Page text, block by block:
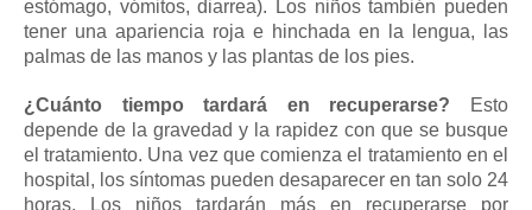
estómago, vómitos, diarrea). Los niños también pueden
tener una apariencia roja e hinchada en la lengua, las
palmas de las manos y las plantas de los pies.
¿Cuánto tiempo tardará en recuperarse?
Esto
depende de la gravedad y la rapidez con que se busque
el tratamiento. Una vez que comienza el tratamiento en el
hospital, los síntomas pueden desaparecer en tan solo 24
horas.
Los niños tardarán más en recuperarse por